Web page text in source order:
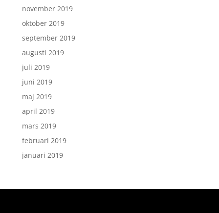
november 2019
oktober 2019
september 2019
augusti 2019
juli 2019
juni 2019
maj 2019
april 2019
mars 2019
februari 2019
januari 2019